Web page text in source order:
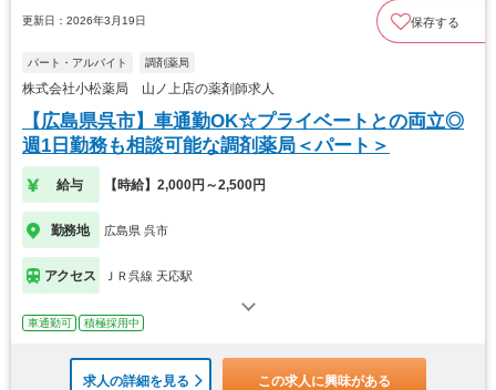
更新日：2026年3月19日 保存する
パート・アルバイト 調剤薬局
株式会社小松薬局 山ノ上店の薬剤師求人
【広島県呉市】車通勤OK☆プライベートとの両立◎
週1日勤務も相談可能な調剤薬局＜パート＞
給与 【時給】2,000円～2,500円
勤務地 広島県 呉市
アクセス ＪＲ呉線 天応駅
車通勤可 積極採用中
求人の詳細を見る この求人に興味がある